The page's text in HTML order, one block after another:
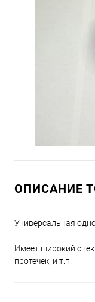
ОПИСАНИЕ
Универсальная
Имеет широкий
протечек, и т.п.